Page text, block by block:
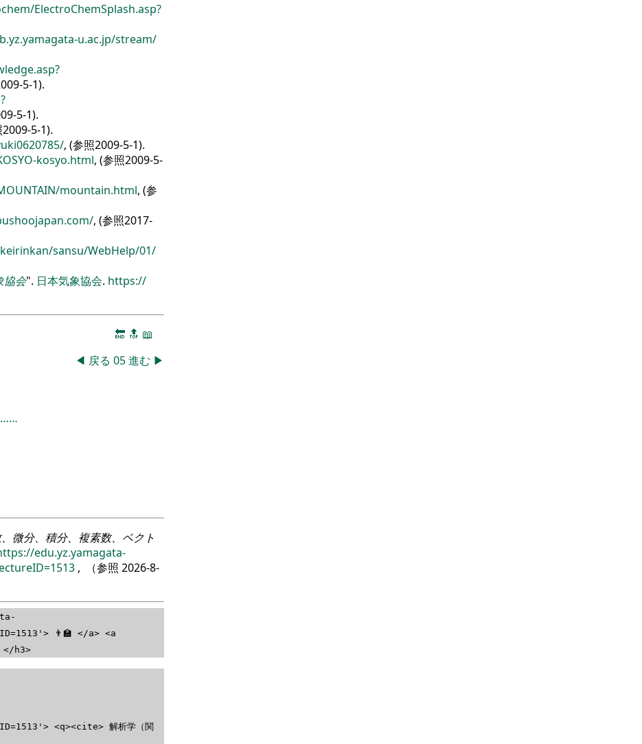
ElectroChemSplash.asp?
u.ac.jp/stream/
5-1).
5-1).
2009-5-1).
, (参照2009-5-1).
kosyo.html, (参照2009-5-
mountain.html, (参
, (参照2017-
keirinkan/sansu/WebHelp/01/
協会 . 日本気象協会. https://
🔚 🔝 📖
◀ 戻る 05進む ▶
……
微分、積分、複素数、ベクト
edu.yz.yamagata-
, （参照 2026-8-
👨‍🏫 </a> <a
</h3>
<q><cite> 解析学（関